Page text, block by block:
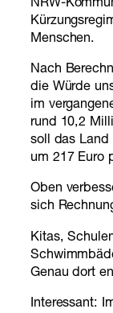
NRW-
Menschen.
Nach
die Würde
im
rund 10,2
soll das Land
um 217 Euro
Oben
sich
Kitas,
Genau dort
Interessant: